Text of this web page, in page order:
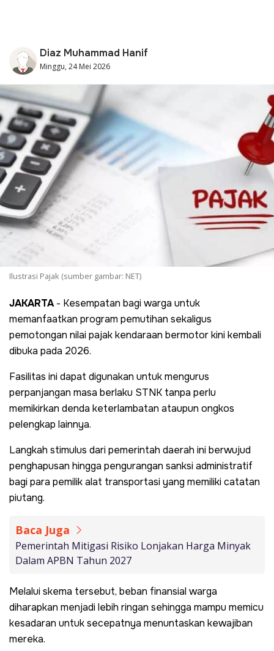
Diaz Muhammad Hanif
Minggu, 24 Mei 2026
Ilustrasi Pajak (sumber gambar: NET)
JAKARTA- Kesempatan bagi warga untuk
memanfaatkan program pemutihan sekaligus
pemotongan nilai pajak kendaraan bermotor kini kembali
dibuka pada 2026.
Fasilitas ini dapat digunakan untuk mengurus
perpanjangan masa berlaku STNK tanpa perlu
memikirkan denda keterlambatan ataupun ongkos
pelengkap lainnya.
Langkah stimulus dari pemerintah daerah ini berwujud
penghapusan hingga pengurangan sanksi administratif
bagi para pemilik alat transportasi yang memiliki catatan
piutang.
Baca Juga
Pemerintah Mitigasi Risiko Lonjakan Harga Minyak
Dalam APBN Tahun 2027
Melalui skema tersebut, beban finansial warga
diharapkan menjadi lebih ringan sehingga mampu memicu
kesadaran untuk secepatnya menuntaskan kewajiban
mereka.